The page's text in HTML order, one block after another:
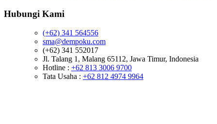
Hubungi Kami
(+62) 341 564556
sma@dempoku.com
(+62) 341 552017
Jl. Talang 1, Malang 65112, Jawa Timur, Indonesia
Hotline : +62 813 3006 9700
Tata Usaha : +62 812 4974 9964